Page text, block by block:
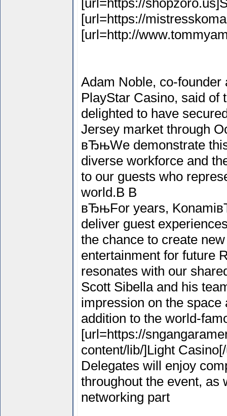
[url=https://
[url=https://
[url=http://
Adam Noble, co-
PlayStar Casino, said
delighted to have
Jersey market through
вЂњWe demonstrate
diverse workforce and
to our guests who
world.В В
вЂњFor years,
deliver guest
the chance to create
entertainment for future
resonates with our
Scott Sibella and his
impression on the
addition to the world-
[url=https://
content/lib/]Light
Delegates will enjoy
throughout the event, as
networking part